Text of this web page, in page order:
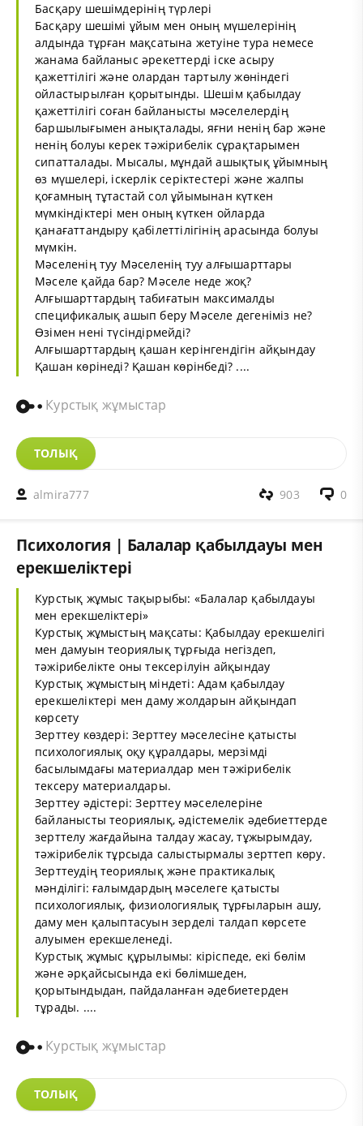
Басқару шешімдерінің түрлері
Басқару шешімі ұйым мен оның мүшелерінің
алдында тұрған мақсатына жетуіне тура немесе
жанама байланыс әрекеттерді іске асыру
қажеттілігі және олардан тартылу жөніндегі
ойластырылған қорытынды. Шешім қабылдау
қажеттілігі соған байланысты мәселелердің
баршылығымен анықталады, яғни ненің бар және
ненің болуы керек тәжірибелік сұрақтарымен
сипатталады. Мысалы, мұндай ашықтық ұйымның
өз мүшелері, іскерлік серіктестері және жалпы
қоғамның тұтастай сол ұйымынан күткен
мүмкіндіктері мен оның күткен ойларда
қанағаттандыру қабілеттілігінің арасында болуы
мүмкін.
Мәселенің туу Мәселенің туу алғышарттары
Мәселе қайда бар? Мәселе неде жоқ?
Алғышарттардың табиғатын максималды
спецификалық ашып беру Мәселе дегеніміз не?
Өзімен нені түсіндірмейді?
Алғышарттардың қашан керінгендігін айқындау
Қашан көрінеді? Қашан көрінбеді? ....
Курстық жұмыстар
ТОЛЫҚ
almira777 0
903
Психология | Балалар қабылдауы мен
ерекшеліктері
Курстық жұмыс тақырыбы: «Балалар қабылдауы
мен ерекшеліктері»
Курстық жұмыстың мақсаты: Қабылдау ерекшелігі
мен дамуын теориялық тұрғыда негіздеп,
тәжірибелікте оны тексерілуін айқындау
Курстық жұмыстың міндеті: Адам қабылдау
ерекшеліктері мен даму жолдарын айқындап
көрсету
Зерттеу көздері: Зерттеу мәселесіне қатысты
психологиялық оқу құралдары, мерзімді
басылымдағы материалдар мен тәжірибелік
тексеру материалдары.
Зерттеу әдістері: Зерттеу мәселелеріне
байланысты теориялық, әдістемелік әдебиеттерде
зерттелу жағдайына талдау жасау, тұжырымдау,
тәжірибелік тұрсыда салыстырмалы зерттеп көру.
Зерттеудің теориялық және практикалық
мәнділігі: ғалымдардың мәселеге қатысты
психологиялық, физиологиялық тұрғыларын ашу,
даму мен қалыптасуын зерделі талдап көрсете
алуымен ерекшеленеді.
Курстық жұмыс құрылымы: кіріспеде, екі бөлім
және әрқайсысында екі бөлімшеден,
қорытындыдан, пайдаланған әдебиетерден
тұрады. ....
Курстық жұмыстар
ТОЛЫҚ